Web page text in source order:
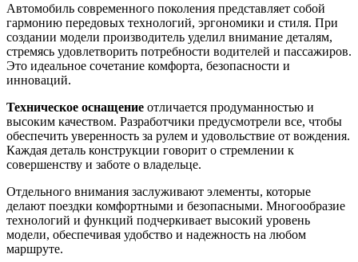
Автомобиль современного поколения представляет собой
гармонию передовых технологий, эргономики и стиля. При
создании модели производитель уделил внимание деталям,
стремясь удовлетворить потребности водителей и пассажиров.
Это идеальное сочетание комфорта, безопасности и
инноваций.
Техническое оснащение отличается продуманностью и
высоким качеством. Разработчики предусмотрели все, чтобы
обеспечить уверенность за рулем и удовольствие от вождения.
Каждая деталь конструкции говорит о стремлении к
совершенству и заботе о владельце.
Отдельного внимания заслуживают элементы, которые
делают поездки комфортными и безопасными. Многообразие
технологий и функций подчеркивает высокий уровень
модели, обеспечивая удобство и надежность на любом
маршруте.